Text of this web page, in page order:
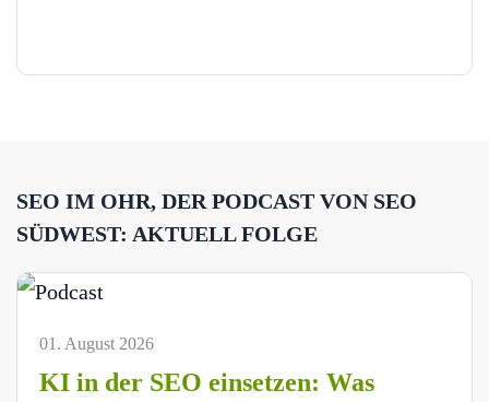
SEO IM OHR, DER PODCAST VON SEO
SÜDWEST: AKTUELL FOLGE
01. August 2026
KI in der SEO einsetzen: Was